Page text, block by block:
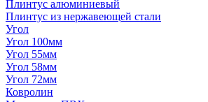
Плинтус алюминиевый
Плинтус из нержавеющей стали
Угол
Угол 100мм
Угол 55мм
Угол 58мм
Угол 72мм
Ковролин